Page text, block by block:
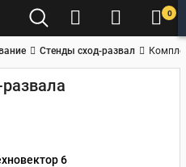
0
Стенды сход-развал
6